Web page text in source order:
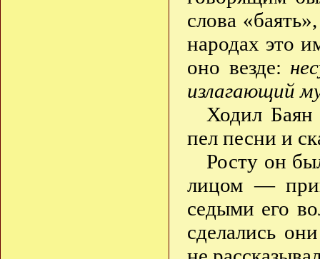
слова
народах это
оно везде:
излагающий
Ходил Баян
пел песни и
Росту он
лицом —
седыми его
сделались